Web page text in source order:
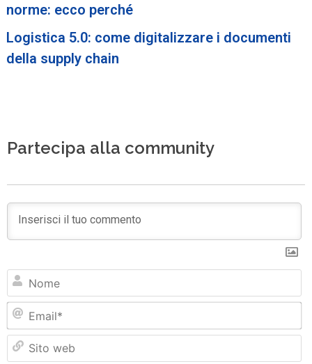
norme: ecco perché
Logistica 5.0: come digitalizzare i documenti
della supply chain
Partecipa alla community